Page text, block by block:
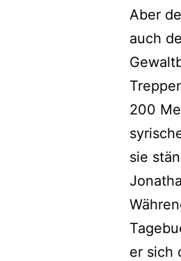
Aber
auch
200
sie
er sich